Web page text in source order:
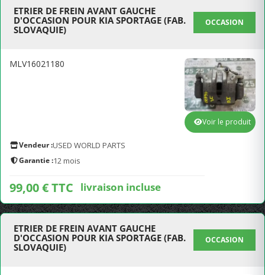
ETRIER DE FREIN AVANT GAUCHE
D'OCCASION POUR KIA SPORTAGE (FAB.
SLOVAQUIE)
OCCASION
MLV16021180
Vendeur :USED WORLD PARTS
Garantie :12 mois
99,00 € TTC livraison incluse
Voir le produit
ETRIER DE FREIN AVANT GAUCHE
D'OCCASION POUR KIA SPORTAGE (FAB.
SLOVAQUIE)
OCCASION